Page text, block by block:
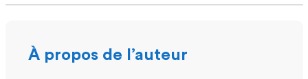
À propos de l’auteur